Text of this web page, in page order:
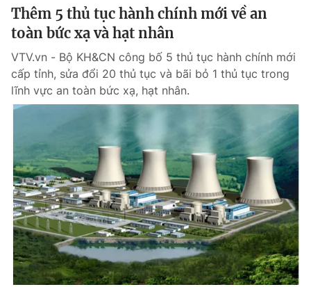
VTV4 Vươn mình bằng AI
VTV9 VTV8
Liên hệ tòa soạn English
THỜI BÁO VTV
Theo dõi báo trên
Cơ quan chủ quản:Đài Truyền hình Việt Nam
Cơ quan báo chí:Thời báo VTV
Thêm 5 thủ tục hành chính mới về an
toàn bức xạ và hạt nhân
VTV.vn - Bộ KH&CN công bố 5 thủ tục hành chính mới
cấp tỉnh, sửa đổi 20 thủ tục và bãi bỏ 1 thủ tục trong
lĩnh vực an toàn bức xạ, hạt nhân.